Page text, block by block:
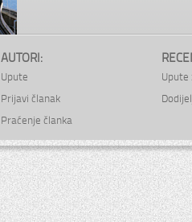
AUTORI:
Upute
Prijavi članak
Praćenje članka
Upute